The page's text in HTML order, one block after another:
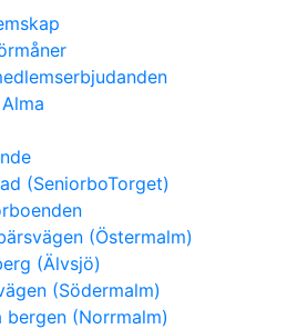
(SeniorboTorget)
(Östermalm)
(Älvsjö)
(Södermalm)
bergen (Norrmalm)